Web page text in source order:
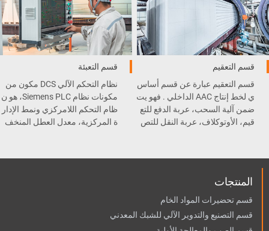
قسم التعقيم
قسم التعقيم عبارة عن قسم أساس
ي لخط إنتاج AAC الداخلي . فهو يت
ضمن آلية السحب، عربة الدفع للتع
قيم، الأوتوكلاف، عربة النقل للتص
قسم التعبئة
نظام التحكم الآلي DCS مكون من
مكونات نظام Siemens PLC، هو ن
ظام التحكم اللامركزي ونمط الإدار
ة المركزية، معدل العطل المنخف
المنتجات
قسم تحضيرات المواد الخام
قسم التصنيع والتدوير الآلي للشبك المعدني